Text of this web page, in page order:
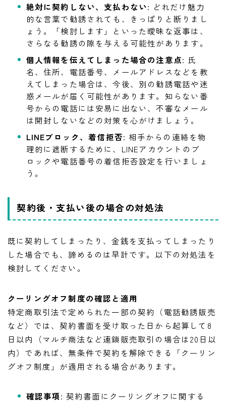
絶対に契約しない、支払わない: どれだけ魅力
的な言葉で勧誘されても、きっぱりと断りまし
ょう。「検討します」といった曖昧な返事は、
さらなる勧誘の隙を与える可能性があります。
個人情報を伝えてしまった場合の注意点: 氏
名、住所、電話番号、メールアドレスなどを教
えてしまった場合は、今後、別の勧誘電話や迷
惑メールが届く可能性があります。知らない番
号からの電話には安易に出ない、不審なメール
は開封しないなどの対策を心がけましょう。
LINEブロック、着信拒否: 相手からの連絡を物
理的に遮断するために、LINEアカウントのブ
ロックや電話番号の着信拒否設定を行いましょ
う。
契約後・支払い後の場合の対処法
既に契約してしまったり、金銭を支払ってしまったり
した場合でも、諦めるのは早計です。以下の対処法を
検討してください。
クーリングオフ制度の確認と適用
特定商取引法で定められた一部の契約（電話勧誘販売
など）では、契約書面を受け取った日から起算して8
日以内（マルチ商法など連鎖販売取引の場合は20日以
内）であれば、無条件で契約を解除できる「クーリン
グオフ制度」が適用される場合があります。
確認事項: 契約書面にクーリングオフに関する